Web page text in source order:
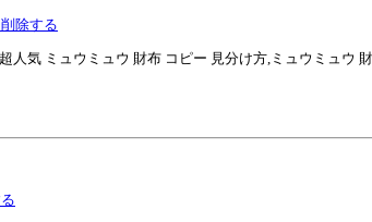
除する
気 ミュウミュウ 財布 コピー 見分け方,ミュウミュウ